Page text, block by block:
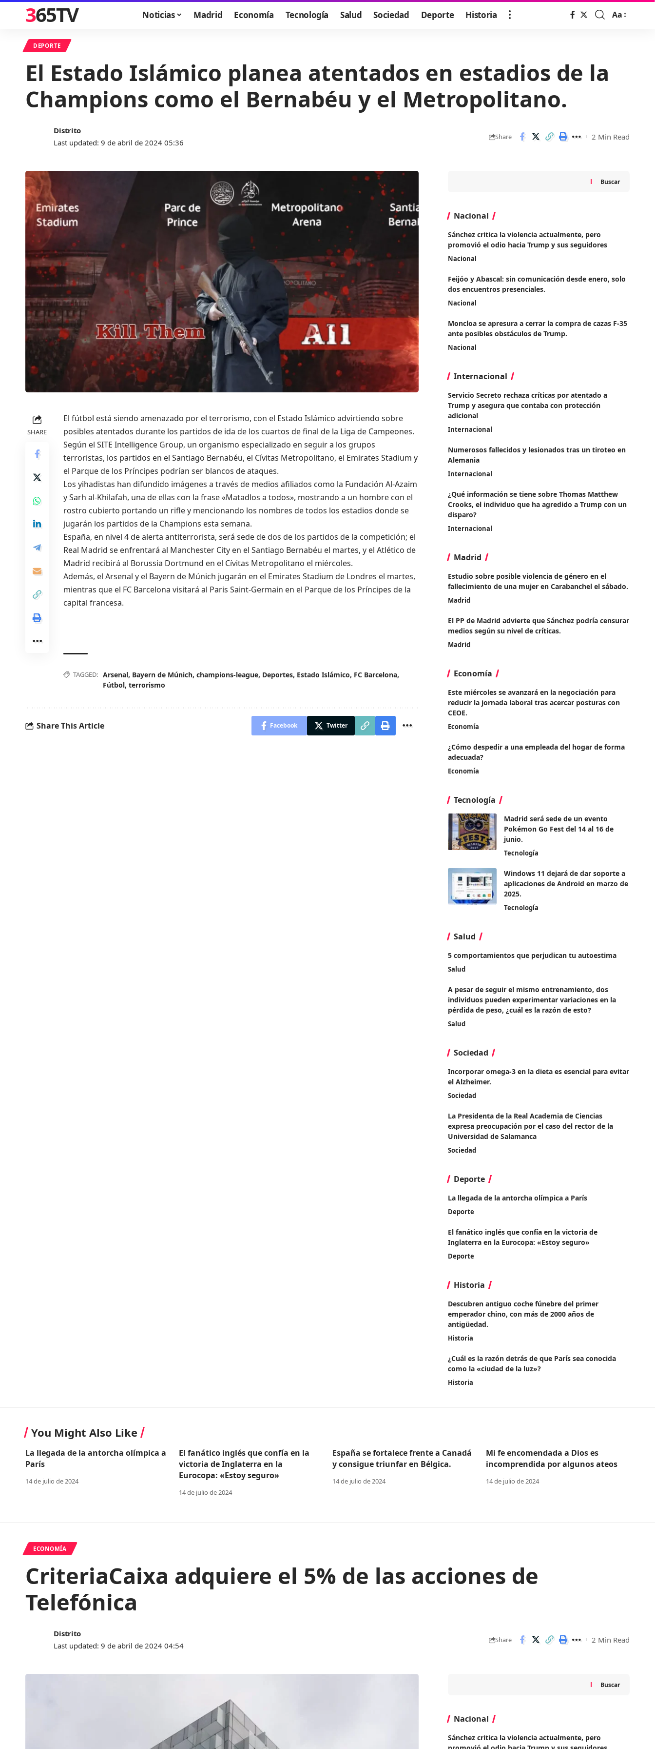
365TV Noticias Madrid Economía Tecnología Salud Sociedad Deporte Historia
Font
Aa
DEPORTE
El Estado Islámico planea atentados en estadios de la
Champions como el Bernabéu y el Metropolitano.
Last updated: 9 de abril de 2024 05:36
Distrito
Share 2 Min Read
SHARE
El fútbol está siendo amenazado por el terrorismo, con el Estado Islámico advirtiendo sobre
posibles atentados durante los partidos de ida de los cuartos de final de la Liga de Campeones.
Según el SITE Intelligence Group, un organismo especializado en seguir a los grupos
terroristas, los partidos en el Santiago Bernabéu, el Cívitas Metropolitano, el Emirates Stadium y
el Parque de los Príncipes podrían ser blancos de ataques.
Los yihadistas han difundido imágenes a través de medios afiliados como la Fundación Al-Azaim
y Sarh al-Khilafah, una de ellas con la frase «Matadlos a todos», mostrando a un hombre con el
rostro cubierto portando un rifle y mencionando los nombres de todos los estadios donde se
jugarán los partidos de la Champions esta semana.
España, en nivel 4 de alerta antiterrorista, será sede de dos de los partidos de la competición; el
Real Madrid se enfrentará al Manchester City en el Santiago Bernabéu el martes, y el Atlético de
Madrid recibirá al Borussia Dortmund en el Cívitas Metropolitano el miércoles.
Además, el Arsenal y el Bayern de Múnich jugarán en el Emirates Stadium de Londres el martes,
mientras que el FC Barcelona visitará al Paris Saint-Germain en el Parque de los Príncipes de la
capital francesa.
TAGGED: Arsenal, Bayern de Múnich, champions-league, Deportes, Estado Islámico, FC Barcelona,
Fútbol, terrorismo
Share This Article Facebook Twitter
Buscar
Nacional
Sánchez critica la violencia actualmente, pero
promovió el odio hacia Trump y sus seguidores
Nacional
Feijóo y Abascal: sin comunicación desde enero, solo
dos encuentros presenciales.
Nacional
Moncloa se apresura a cerrar la compra de cazas F-35
ante posibles obstáculos de Trump.
Nacional
Internacional
Servicio Secreto rechaza críticas por atentado a
Trump y asegura que contaba con protección
adicional
Internacional
Numerosos fallecidos y lesionados tras un tiroteo en
Alemania
Internacional
¿Qué información se tiene sobre Thomas Matthew
Crooks, el individuo que ha agredido a Trump con un
disparo?
Internacional
Madrid
Estudio sobre posible violencia de género en el
fallecimiento de una mujer en Carabanchel el sábado.
Madrid
El PP de Madrid advierte que Sánchez podría censurar
medios según su nivel de críticas.
Madrid
Economía
Este miércoles se avanzará en la negociación para
reducir la jornada laboral tras acercar posturas con
CEOE.
Economía
¿Cómo despedir a una empleada del hogar de forma
adecuada?
Economía
Tecnología
Madrid será sede de un evento
Pokémon Go Fest del 14 al 16 de
junio.
Tecnología
Windows 11 dejará de dar soporte a
aplicaciones de Android en marzo de
2025.
Tecnología
Salud
5 comportamientos que perjudican tu autoestima
Salud
A pesar de seguir el mismo entrenamiento, dos
individuos pueden experimentar variaciones en la
pérdida de peso, ¿cuál es la razón de esto?
Salud
Sociedad
Incorporar omega-3 en la dieta es esencial para evitar
el Alzheimer.
Sociedad
La Presidenta de la Real Academia de Ciencias
expresa preocupación por el caso del rector de la
Universidad de Salamanca
Sociedad
Deporte
La llegada de la antorcha olímpica a París
Deporte
El fanático inglés que confía en la victoria de
Inglaterra en la Eurocopa: «Estoy seguro»
Deporte
Historia
Descubren antiguo coche fúnebre del primer
emperador chino, con más de 2000 años de
antigüedad.
Historia
¿Cuál es la razón detrás de que París sea conocida
como la «ciudad de la luz»?
Historia
You Might Also Like
La llegada de la antorcha olímpica a
París
14 de julio de 2024
El fanático inglés que confía en la
victoria de Inglaterra en la
Eurocopa: «Estoy seguro»
14 de julio de 2024
España se fortalece frente a Canadá
y consigue triunfar en Bélgica.
14 de julio de 2024
Mi fe encomendada a Dios es
incomprendida por algunos ateos
14 de julio de 2024
ECONOMÍA
CriteriaCaixa adquiere el 5% de las acciones de
Telefónica
Last updated: 9 de abril de 2024 04:54
Distrito
Share 2 Min Read
Buscar
Nacional
Sánchez critica la violencia actualmente, pero